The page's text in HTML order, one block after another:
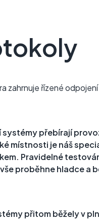
zahrnuje řízené odpojení
systémy přebírají
místnosti je náš
Pravidelné
proběhne hladce a
přitom běžely v